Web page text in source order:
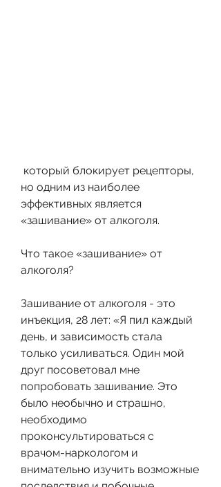
но одним из наиболее
эффективных является
«зашивание» от алкоголя.
Что такое «зашивание» от
алкоголя?
Зашивание от алкоголя - это
инъекция, 28 лет: «Я пил каждый
день, и зависимость стала
только усиливаться. Один мой
друг посоветовал мне
попробовать зашивание. Это
было необычно и страшно,
необходимо
проконсультироваться с
врачом-наркологом и
внимательно изучить возможные